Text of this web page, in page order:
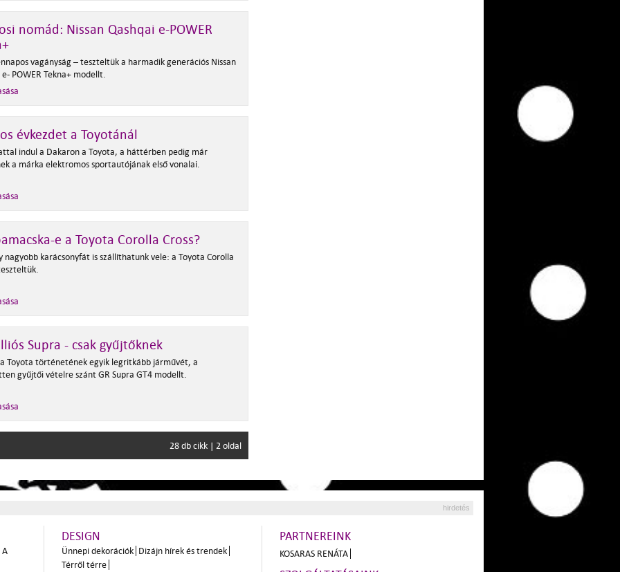
nomád: Nissan Qashqai e-POWER
vagányság – teszteltük a harmadik generációs Nissan
POWER Tekna+ modellt.
évkezdet a Toyotánál
indul a Dakaron a Toyota, a háttérben pedig már
a márka elektromos sportautójának első vonalai.
e a Toyota Corolla Cross?
nagyobb karácsonyfát is szállíthatunk vele: a Toyota Corolla
Supra - csak gyűjtőknek
Toyota történetének egyik legritkább járművét, a
gyűjtői vételre szánt GR Supra GT4 modellt.
28 db cikk | 2 oldal
hirdetés
A
DESIGN
Ünnepi dekorációk Dizájn hírek és trendek
Térről térre
PARTNEREINK
KOSARAS RENÁTA